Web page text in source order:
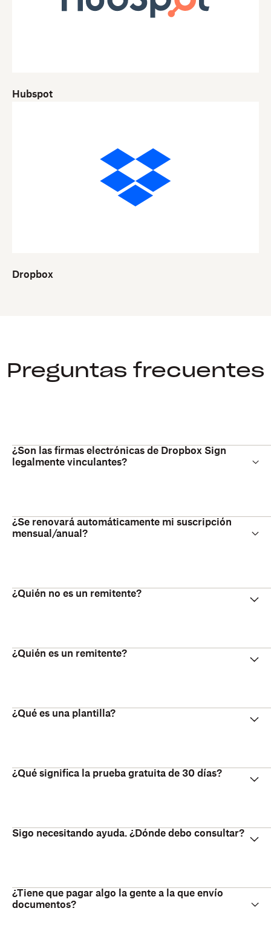
Hubspot
Dropbox
Preguntas frecuentes
¿Son las firmas electrónicas de Dropbox Sign
legalmente vinculantes?
¿Se renovará automáticamente mi suscripción
mensual/anual?
¿Quién no es un remitente?
¿Quién es un remitente?
¿Qué es una plantilla?
¿Qué significa la prueba gratuita de 30 días?
Sigo necesitando ayuda. ¿Dónde debo consultar?
¿Tiene que pagar algo la gente a la que envío
documentos?